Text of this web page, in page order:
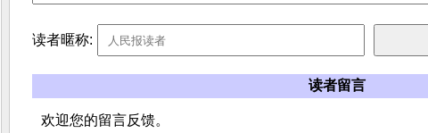
读者暱称:
读者留言
欢迎您的留言反馈。